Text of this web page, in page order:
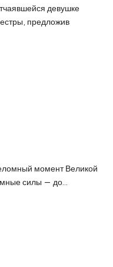
девушке
предложив
момент Великой
силы — до…